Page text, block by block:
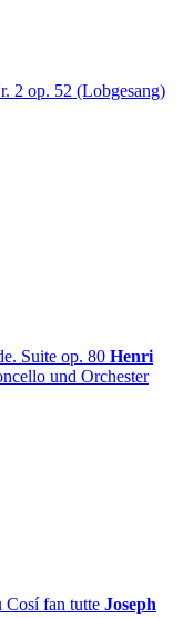
2 op. 52 (Lobgesang)
Suite op. 80 Henri
und Orchester
Cosí fan tutte Joseph